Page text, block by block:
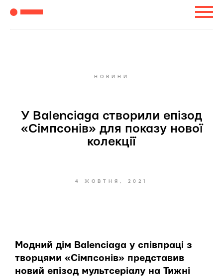
НОВИНИ
У Balenciaga створили епізод
«Сімпсонів» для показу нової
колекції
4 ЖОВТНЯ, 2021
Модний дім Balenciaga у співпраці з
творцями «Сімпсонів» представив
новий епізод мультсеріалу на Тижні